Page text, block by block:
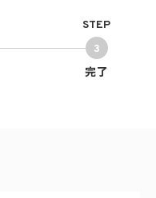
STEP
3
完了